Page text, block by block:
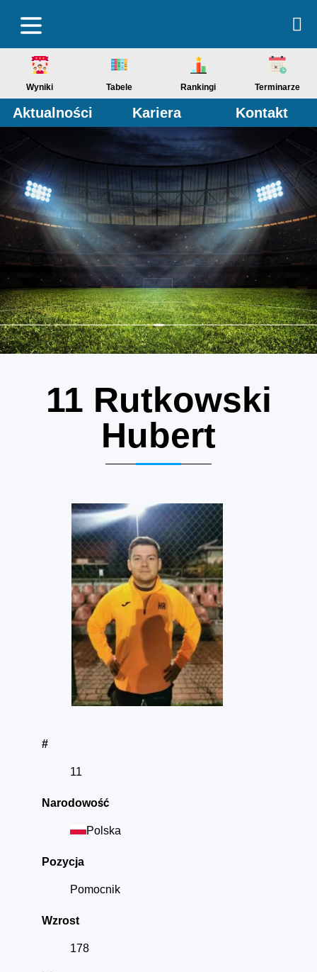
Wyniki Tabele Rankingi Terminarze
Aktualności Kariera Kontakt
11 Rutkowski
Hubert
#
11
Narodowość
Polska
Pozycja
Pomocnik
Wzrost
178